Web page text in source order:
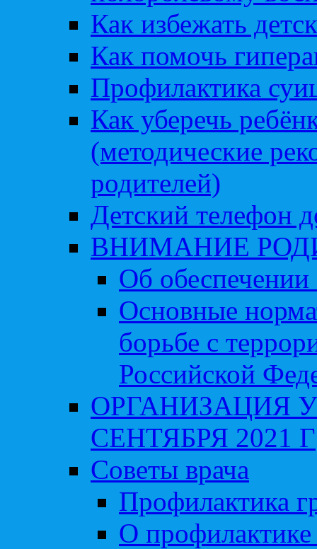
Как избежать
Как помочь
Профилактика
Как уберечь
(методические
родителей)
Детский телефон
ВНИМАНИЕ
Об обеспечении
Основные
борьбе с
Российской
ОРГАНИЗАЦИЯ
СЕНТЯБРЯ 2021 Г
Советы врача
Профилактика
О профилактике